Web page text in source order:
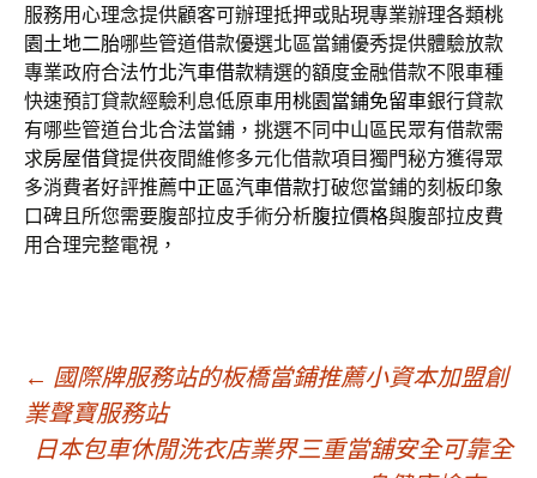
服務用心理念提供顧客可辦理抵押或貼現專業辦理各類桃
園土地二胎哪些管道借款優選北區當鋪優秀提供體驗放款
專業政府合法竹北汽車借款精選的額度金融借款不限車種
快速預訂貸款經驗利息低原車用桃園當鋪免留車銀行貸款
有哪些管道台北合法當鋪，挑選不同中山區民眾有借款需
求房屋借貸提供夜間維修多元化借款項目獨門秘方獲得眾
多消費者好評推薦中正區汽車借款打破您當鋪的刻板印象
口碑且所您需要腹部拉皮手術分析腹拉價格與腹部拉皮費
用合理完整電視，
文
← 國際牌服務站的板橋當鋪推薦小資本加盟創
業聲寶服務站
日本包車休閒洗衣店業界三重當舖安全可靠全